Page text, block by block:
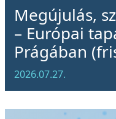
Megújulás,
– Európai
Prágában
2026.07.27.